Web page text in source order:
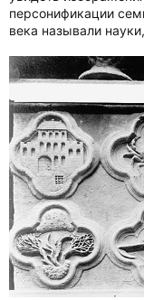
персонификации
века называли